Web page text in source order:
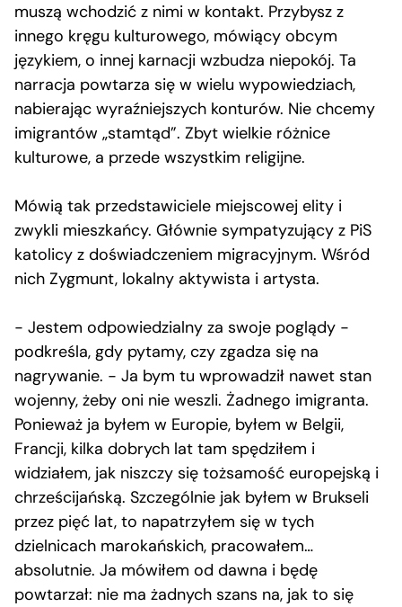
muszą wchodzić z nimi w kontakt. Przybysz z
innego kręgu kulturowego, mówiący obcym
językiem, o innej karnacji wzbudza niepokój. Ta
narracja powtarza się w wielu wypowiedziach,
nabierając wyraźniejszych konturów. Nie chcemy
imigrantów „stamtąd”. Zbyt wielkie różnice
kulturowe, a przede wszystkim religijne.
Mówią tak przedstawiciele miejscowej elity i
zwykli mieszkańcy. Głównie sympatyzujący z PiS
katolicy z doświadczeniem migracyjnym. Wśród
nich Zygmunt, lokalny aktywista i artysta.
− Jestem odpowiedzialny za swoje poglądy −
podkreśla, gdy pytamy, czy zgadza się na
nagrywanie. − Ja bym tu wprowadził nawet stan
wojenny, żeby oni nie weszli. Żadnego imigranta.
Ponieważ ja byłem w Europie, byłem w Belgii,
Francji, kilka dobrych lat tam spędziłem i
widziałem, jak niszczy się tożsamość europejską i
chrześcijańską. Szczególnie jak byłem w Brukseli
przez pięć lat, to napatrzyłem się w tych
dzielnicach marokańskich, pracowałem…
absolutnie. Ja mówiłem od dawna i będę
powtarzał: nie ma żadnych szans na, jak to się